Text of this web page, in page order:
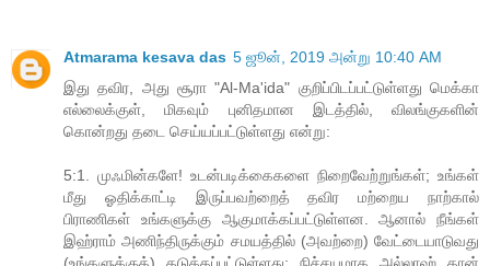
Atmarama kesava das 5 ஜூன், 2019 அன்று 10:40 AM
இது தவிர, அது சூரா "Al-Ma'ida" குறிப்பிடப்பட்டுள்ளது மெக்கா
எல்லைக்குள், மிகவும் புனிதமான இடத்தில், விலங்குகளின்
கொன்றது தடை செய்யப்பட்டுள்ளது என்று:
5:1. முஃமின்களே! உடன்படிக்கைகளை நிறைவேற்றுங்கள்; உங்கள்
மீது ஓதிக்காட்டி இருப்பவற்றைத் தவிர மற்றைய நாற்கால்
பிராணிகள் உங்களுக்கு ஆகுமாக்கப்பட்டுள்ளன. ஆனால் நீங்கள்
இஹ்ராம் அணிந்திருக்கும் சமயத்தில் (அவற்றை) வேட்டையாடுவது
(உங்களுக்குத்) தடுக்கப்பட்டுள்ளது; நிச்சயமாக அல்லாஹ் தான்